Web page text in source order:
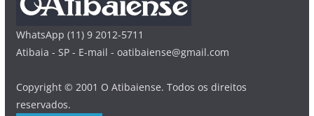
WhatsApp (11) 9 2012-5711
Atibaia - SP - E-mail - oatibaiense@gmail.com
Copyright © 2001 O Atibaiense. Todos os direitos
reservados.